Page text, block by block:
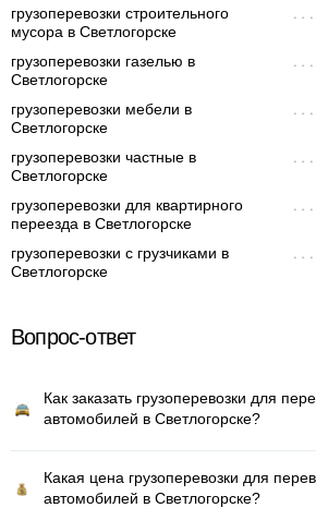
грузоперевозки строительного
мусора в Светлогорске
грузоперевозки газелью в
Светлогорске
грузоперевозки мебели в
Светлогорске
грузоперевозки частные в
Светлогорске
грузоперевозки для квартирного
переезда в Светлогорске
грузоперевозки с грузчиками в
Светлогорске
Вопрос-ответ
Как заказать грузоперевозки для
автомобилей в Светлогорске?
Какая цена грузоперевозки для
автомобилей в Светлогорске?